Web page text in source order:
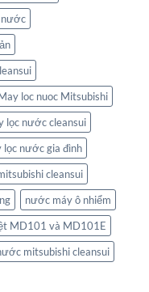
nước
loc nuoc Mitsubishi
lọc nước cleansui
lọc nước gia đình
cleansui
nước máy ô nhiểm
MD101 và MD101E
mitsubishi cleansui